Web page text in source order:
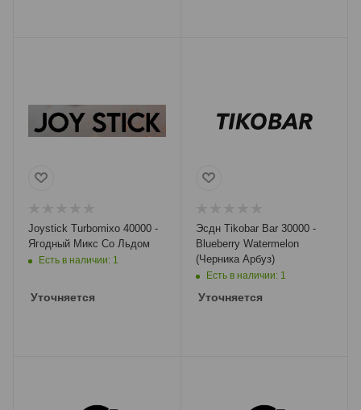
Joystick Turbomixo 40000 -
Ягодный Микс Со Льдом
Есть в наличии: 1
Уточняется
Эсдн Tikobar Bar 30000 -
Blueberry Watermelon
(Черника Арбуз)
Есть в наличии: 1
Уточняется